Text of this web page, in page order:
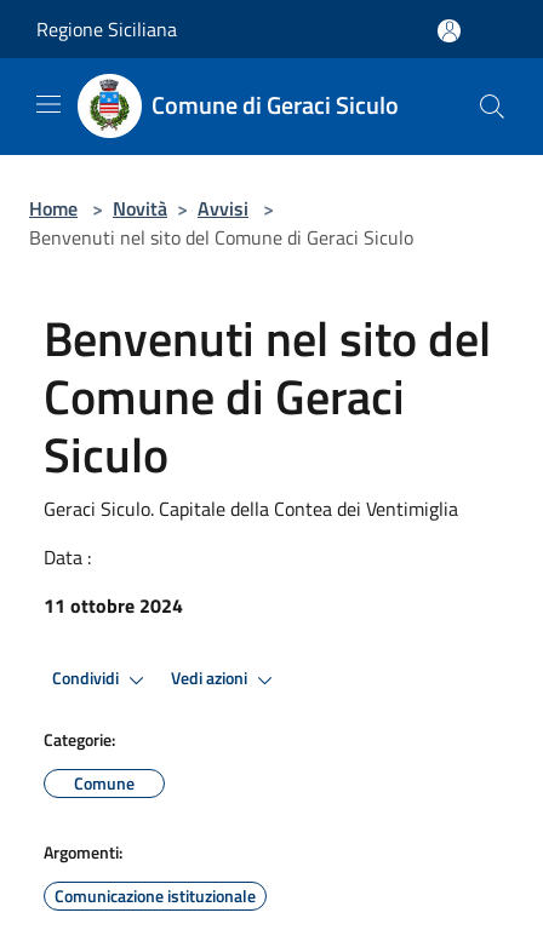
Regione Siciliana
Comune di Geraci Siculo
Home > Novità > Avvisi >
Benvenuti nel sito del Comune di Geraci Siculo
Benvenuti nel sito del
Comune di Geraci
Siculo
Geraci Siculo. Capitale della Contea dei Ventimiglia
Data :
11 ottobre 2024
Condividi Vedi azioni
Categorie:
Comune
Argomenti:
Comunicazione istituzionale